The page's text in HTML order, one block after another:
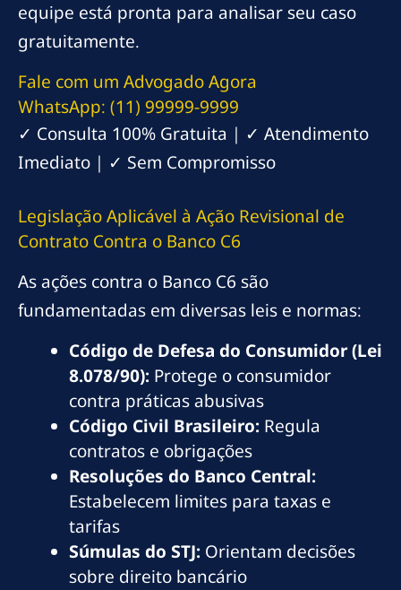
equipe está pronta para analisar seu caso
gratuitamente.
Fale com um Advogado Agora
WhatsApp: (11) 99999-9999
✓ Consulta 100% Gratuita | ✓ Atendimento
Imediato | ✓ Sem Compromisso
Legislação Aplicável à Ação Revisional de
Contrato Contra o Banco C6
As ações contra o Banco C6 são
fundamentadas em diversas leis e normas:
Código de Defesa do Consumidor (Lei
8.078/90): Protege o consumidor
contra práticas abusivas
Código Civil Brasileiro: Regula
contratos e obrigações
Resoluções do Banco Central:
Estabelecem limites para taxas e
tarifas
Súmulas do STJ: Orientam decisões
sobre direito bancário